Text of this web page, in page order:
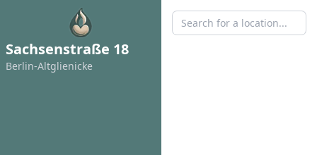
Sachsenstraße 18
Berlin-Altglienicke